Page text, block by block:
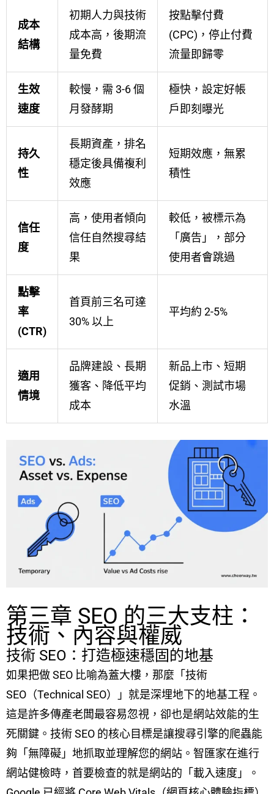
成本
結構
初期人力與技術
成本高，後期流
量免費
按點擊付費
(CPC)，停止付費
流量即歸零
生效
速度
較慢，需 3-6 個
月發酵期
極快，設定好帳
戶即刻曝光
持久
性
長期資產，排名
穩定後具備複利
效應
短期效應，無累
積性
信任
度
高，使用者傾向
信任自然搜尋結
果
較低，被標示為
「廣告」，部分
使用者會跳過
點擊
率
(CTR)
首頁前三名可達
30% 以上
平均約 2-5%
適用
情境
品牌建設、長期
獲客、降低平均
成本
新品上市、短期
促銷、測試市場
水溫
第三章 SEO 的三大支柱：
技術、內容與權威
技術 SEO：打造極速穩固的地基
如果把做 SEO 比喻為蓋大樓，那麼「技術
SEO（Technical SEO）」就是深埋地下的地基工程。
這是許多傳產老闆最容易忽視，卻也是網站效能的生
死關鍵。技術 SEO 的核心目標是讓搜尋引擎的爬蟲能
夠「無障礙」地抓取並理解您的網站。智匯家在進行
網站健檢時，首要檢查的就是網站的「載入速度」。